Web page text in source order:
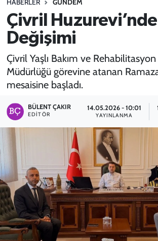
HABERLER GÜNDEM
Çivril
Değişimi
Çivril Yaşlı Bakım ve
Müdürlüğü görevine atanan
mesaisine başladı.
BÜLENT ÇAKIR
EDITÖR
14.05.2026 - 10:01
YAYINLANMA
SPOR
TEKNOLOJİ
YAŞAM